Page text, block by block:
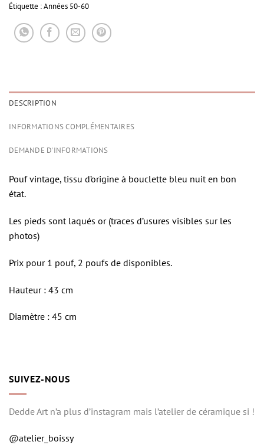
Étiquette :Années 50-60
DESCRIPTION
INFORMATIONS COMPLÉMENTAIRES
DEMANDE D'INFORMATIONS
Pouf vintage, tissu d’origine à bouclette bleu nuit en bon
état.
Les pieds sont laqués or (traces d’usures visibles sur les
photos)
Prix pour 1 pouf, 2 poufs de disponibles.
Hauteur : 43 cm
Diamètre : 45 cm
SUIVEZ-NOUS
Dedde Art n’a plus d’instagram mais l’atelier de céramique si !
@atelier_boissy